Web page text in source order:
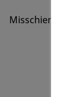
Misschien bent